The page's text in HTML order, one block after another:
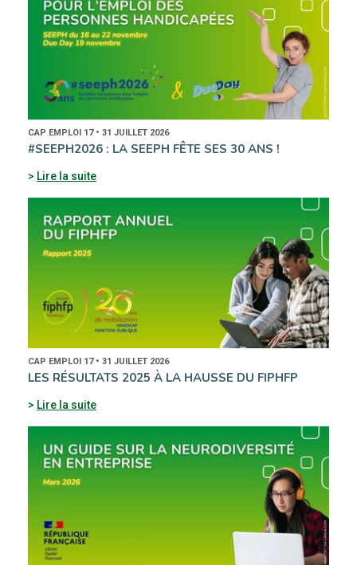
CAP EMPLOI 17 • 31 JUILLET 2026
#SEEPH2026 : LA SEEPH FÊTE SES 30 ANS !
Lire la suite
CAP EMPLOI 17 • 31 JUILLET 2026
LES RÉSULTATS 2025 À LA HAUSSE DU FIPHFP
Lire la suite